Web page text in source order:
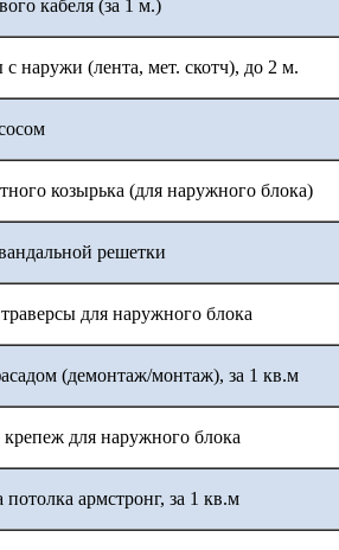
кабеля (за 1 м.)
наружи (лента, мет. скотч), до 2 м.
козырька (для наружного блока)
решетки
для наружного блока
(демонтаж/монтаж), за 1 кв.м
для наружного блока
потолка армстронг, за 1 кв.м